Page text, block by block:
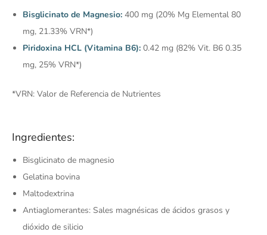
Bisglicinato de Magnesio: 400 mg (20% Mg Elemental 80
mg, 21.33% VRN*)
Piridoxina HCL (Vitamina B6): 0.42 mg (82% Vit. B6 0.35
mg, 25% VRN*)
*VRN: Valor de Referencia de Nutrientes
Ingredientes:
Bisglicinato de magnesio
Gelatina bovina
Maltodextrina
Antiaglomerantes: Sales magnésicas de ácidos grasos y
dióxido de silicio